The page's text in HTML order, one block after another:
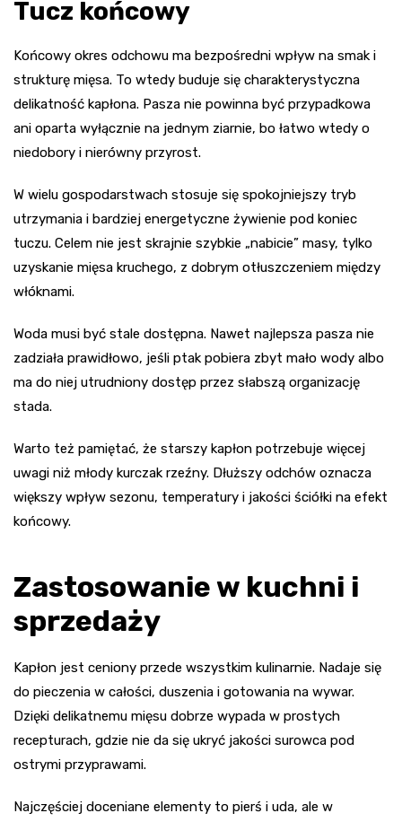
Tucz końcowy
Końcowy okres odchowu ma bezpośredni wpływ na smak i
strukturę mięsa. To wtedy buduje się charakterystyczna
delikatność kapłona. Pasza nie powinna być przypadkowa
ani oparta wyłącznie na jednym ziarnie, bo łatwo wtedy o
niedobory i nierówny przyrost.
W wielu gospodarstwach stosuje się spokojniejszy tryb
utrzymania i bardziej energetyczne żywienie pod koniec
tuczu. Celem nie jest skrajnie szybkie „nabicie” masy, tylko
uzyskanie mięsa kruchego, z dobrym otłuszczeniem między
włóknami.
Woda musi być stale dostępna. Nawet najlepsza pasza nie
zadziała prawidłowo, jeśli ptak pobiera zbyt mało wody albo
ma do niej utrudniony dostęp przez słabszą organizację
stada.
Warto też pamiętać, że starszy kapłon potrzebuje więcej
uwagi niż młody kurczak rzeźny. Dłuższy odchów oznacza
większy wpływ sezonu, temperatury i jakości ściółki na efekt
końcowy.
Zastosowanie w kuchni i
sprzedaży
Kapłon jest ceniony przede wszystkim kulinarnie. Nadaje się
do pieczenia w całości, duszenia i gotowania na wywar.
Dzięki delikatnemu mięsu dobrze wypada w prostych
recepturach, gdzie nie da się ukryć jakości surowca pod
ostrymi przyprawami.
Najczęściej doceniane elementy to pierś i uda, ale w